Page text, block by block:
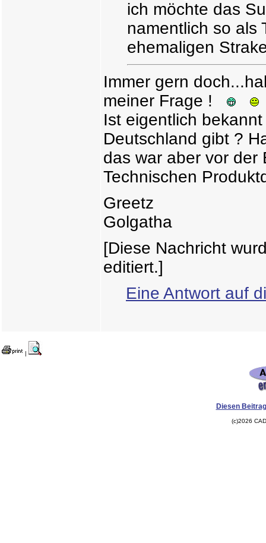
ich möchte das
namentlich so als
ehemaligen
Immer gern
meiner Frage !
Ist eigentlich
Deutschland gibt ?
das war aber vor der
Technischen
Greetz
Golgatha
[Diese Nachricht
editiert.]
Eine Antwort auf
|
Diesen
(c)2026